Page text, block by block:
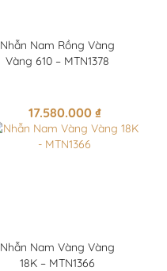
Nhẫn Nam Rồng Vàng
Vàng 610 – MTN1378
17.580.000 ₫
Nhẫn Nam Vàng Vàng
18K – MTN1366